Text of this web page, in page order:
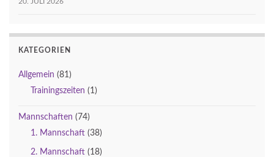
KATEGORIEN
Allgemein (81)
Trainingszeiten (1)
Mannschaften (74)
1. Mannschaft (38)
2. Mannschaft (18)